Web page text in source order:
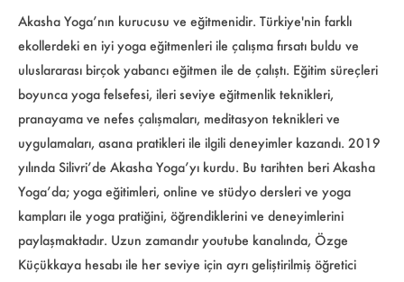
Akasha Yoga’nın kurucusu ve eğitmenidir. Türkiye'nin farklı
ekollerdeki en iyi yoga eğitmenleri ile çalışma fırsatı buldu ve
uluslararası birçok yabancı eğitmen ile de çalıştı. Eğitim süreçleri
boyunca yoga felsefesi, ileri seviye eğitmenlik teknikleri,
pranayama ve nefes çalışmaları, meditasyon teknikleri ve
uygulamaları, asana pratikleri ile ilgili deneyimler kazandı. 2019
yılında Silivri’de Akasha Yoga’yı kurdu. Bu tarihten beri Akasha
Yoga’da; yoga eğitimleri, online ve stüdyo dersleri ve yoga
kampları ile yoga pratiğini, öğrendiklerini ve deneyimlerini
paylaşmaktadır. Uzun zamandır youtube kanalında, Özge
Küçükkaya hesabı ile her seviye için ayrı geliştirilmiş öğretici